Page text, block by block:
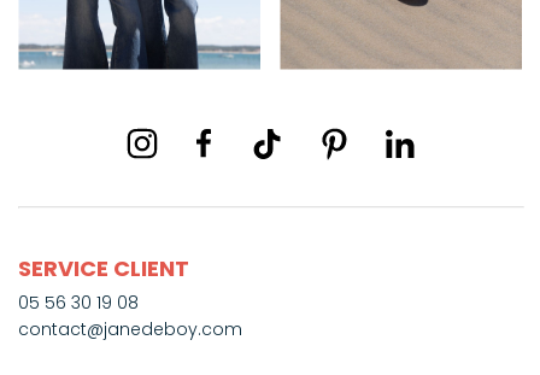
SERVICE CLIENT
05 56 30 19 08
contact@janedeboy.com